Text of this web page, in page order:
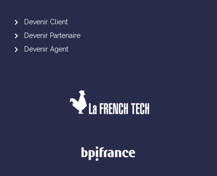
Devenir Client
Devenir Partenaire
Devenir Agent